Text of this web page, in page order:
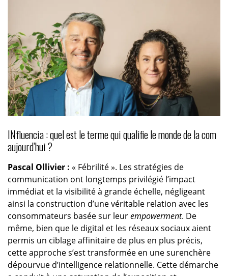
INfluencia : quel est le terme qui qualifie le monde de la com
aujourd’hui ?
Pascal Ollivier : « Fébrilité ». Les stratégies de
communication ont longtemps privilégié l’impact
immédiat et la visibilité à grande échelle, négligeant
ainsi la construction d’une véritable relation avec les
consommateurs basée sur leurempowerment. De
même, bien que le digital et les réseaux sociaux aient
permis un ciblage affinitaire de plus en plus précis,
cette approche s’est transformée en une surenchère
dépourvue d’intelligence relationnelle. Cette démarche